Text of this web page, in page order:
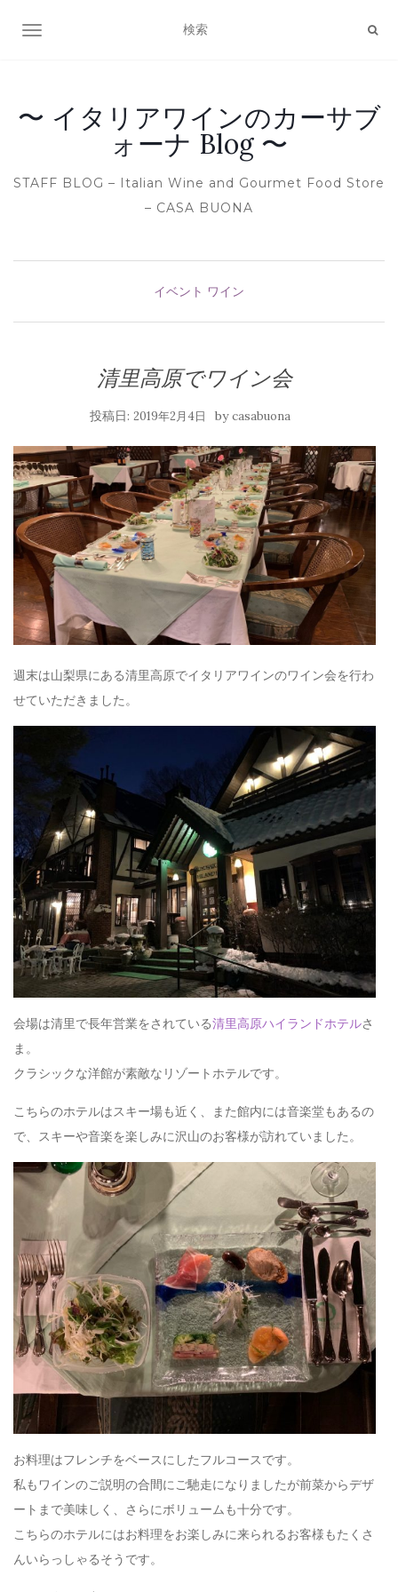
ナビゲーション切り替え
〜 イタリアワインのカーサブ
ォーナ Blog 〜
STAFF BLOG – Italian Wine and Gourmet Food Store
– CASA BUONA
イベント ワイン
清里高原でワイン会
投稿日: 2019年2月4日 bycasabuona
週末は山梨県にある清里高原でイタリアワインのワイン会を行わ
せていただきました。
会場は清里で長年営業をされている清里高原ハイランドホテルさ
ま。
クラシックな洋館が素敵なリゾートホテルです。
こちらのホテルはスキー場も近く、また館内には音楽堂もあるの
で、スキーや音楽を楽しみに沢山のお客様が訪れていました。
お料理はフレンチをベースにしたフルコースです。
私もワインのご説明の合間にご馳走になりましたが前菜からデザ
ートまで美味しく、さらにボリュームも十分です。
こちらのホテルにはお料理をお楽しみに来られるお客様もたくさ
んいらっしゃるそうです。